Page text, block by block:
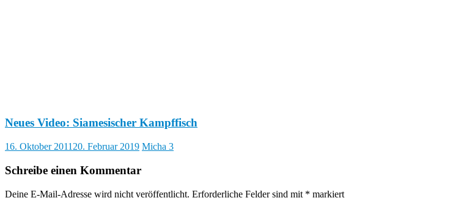
Neues Video: Siamesischer Kampffisch
16. Oktober 2011 20. Februar 2019 Micha 3
Schreibe einen Kommentar
Deine E-Mail-Adresse wird nicht veröffentlicht. Erforderliche Felder sind mit * markiert